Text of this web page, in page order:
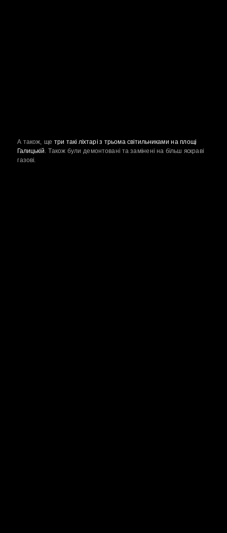
А також, ще три такі ліхтарі з трьома світильниками на площі
Галицькій . Також були демонтовані та замінені на більш яскраві